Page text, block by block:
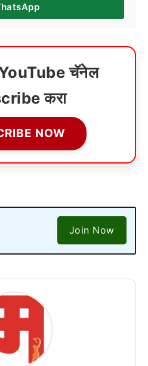
YouTube चॅनेल
करा
NOW
Join Now